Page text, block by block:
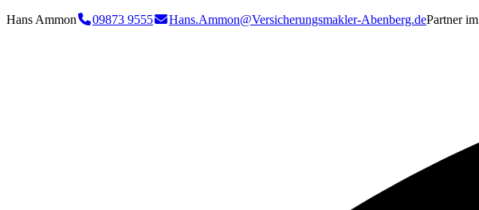
Hans Ammon 09873 9555 Hans.Ammon@Versicherungsmakler-Abenberg.dePartner im